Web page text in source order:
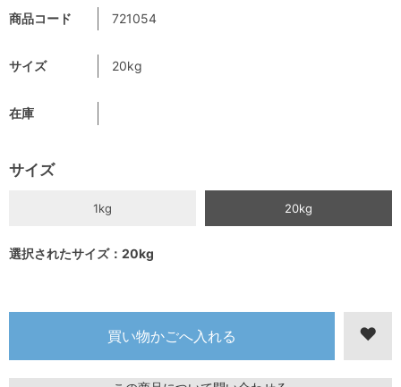
商品コード 721054
サイズ 20kg
在庫
サイズ
1kg 20kg
選択されたサイズ：20kg